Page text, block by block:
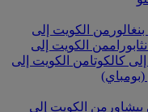
من الكويت إلى
من الكويت إلى
كالكوتامن الكويت إلى
من الكويت إلى